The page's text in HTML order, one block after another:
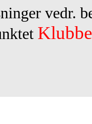
vedr.